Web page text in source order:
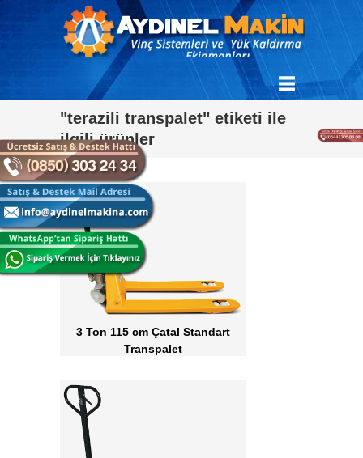
"terazili transpalet" etiketi ile
ilgili ürünler
3 Ton 115 cm Çatal Standart
Transpalet